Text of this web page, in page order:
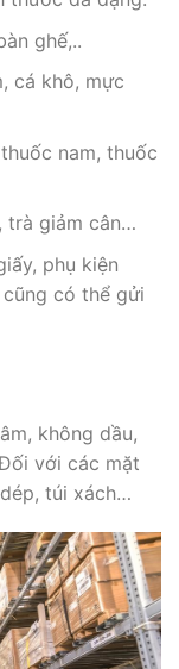
ghế,..
cá khô, mực
nam, thuốc
trà giảm cân…
phụ kiện
có thể gửi
không dầu,
với các mặt
túi xách…